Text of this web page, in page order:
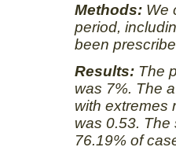
Methods: We
period,
been
Results: The
was 7%. The
with extremes
was 0.53. The
76.19% of